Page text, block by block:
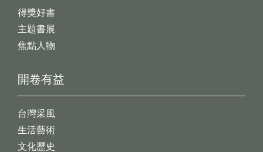
開卷有益
台灣采風
生活藝術
文化歷史
得獎好書
主題書展
焦點人物